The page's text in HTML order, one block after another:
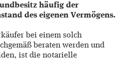
häufig der
des eigenen Vermögens.
bei einem solch
beraten werden und
ist die notarielle